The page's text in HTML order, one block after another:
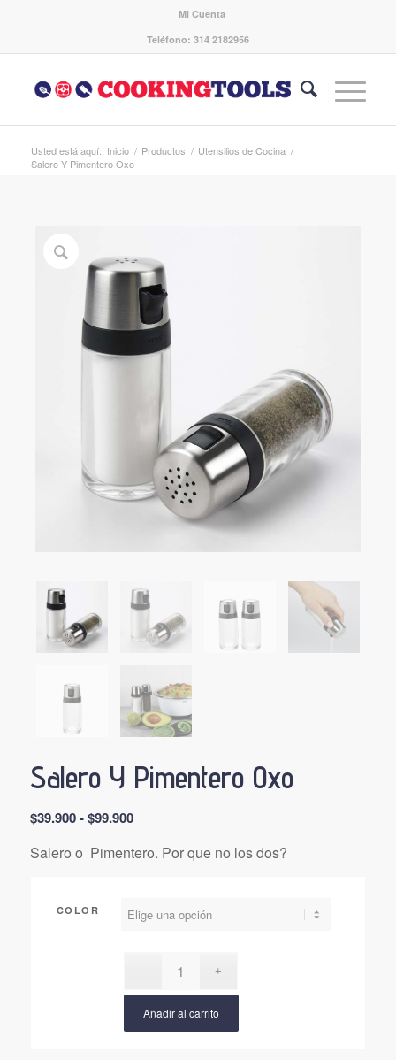
Mi Cuenta
Teléfono: 314 2182956
Usted está aquí: Inicio / Productos / Utensilios de Cocina /
Salero Y Pimentero Oxo
Salero Y Pimentero Oxo
$39.900 - $99.900Rango
precios:
hasta
Salero o Pimentero. Por que no los dos?
COLOR
Añadir al carrito